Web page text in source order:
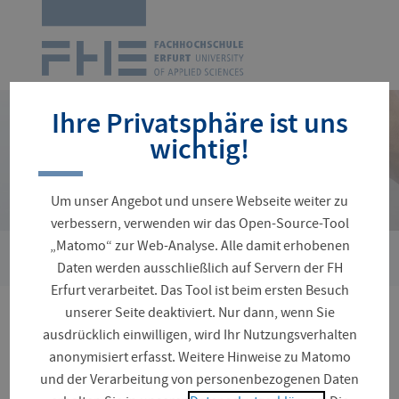
überspringen
Sie
sind
hier:
Gremien ›
Hochschulrat
Ihre Privatsphäre ist uns
wichtig!
Um unser Angebot und unsere Webseite weiter zu
verbessern, verwenden wir das Open-Source-Tool
„Matomo“ zur Web-Analyse. Alle damit erhobenen
Daten werden ausschließlich auf Servern der FH
Erfurt verarbeitet. Das Tool ist beim ersten Besuch
unserer Seite deaktiviert. Nur dann, wenn Sie
ausdrücklich einwilligen, wird Ihr Nutzungsverhalten
anonymisiert erfasst. Weitere Hinweise zu Matomo
und der Verarbeitung von personenbezogenen Daten